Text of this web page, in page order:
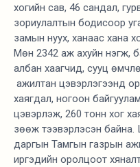
хогийн сав, 46 сандал,
зориулалтын бодисоор
замын нуух, ханаас хана
Мөн 2342 аж ахуйн нэгж,
албан хаагчид, сууц
ажилтан цэвэрлэгээнд
хаягдал, ногоон
цэвэрлэж, 260 тонн хог
зөөж тээвэрлэсэн байна.
даргын Тамгын газрын
иргэдийн оролцоот